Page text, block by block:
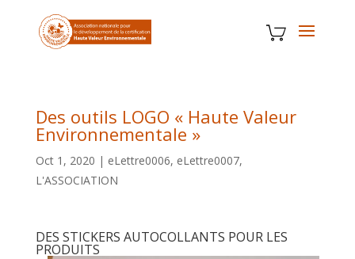
Des outils LOGO « Haute Valeur
Environnementale »
Oct 1, 2020 | eLettre0006, eLettre0007,
L'ASSOCIATION
DES STICKERS AUTOCOLLANTS POUR LES
PRODUITS